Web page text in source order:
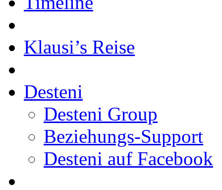
Klausi’s Reise
Desteni
Desteni Group
Beziehungs-Support
Desteni auf Facebook